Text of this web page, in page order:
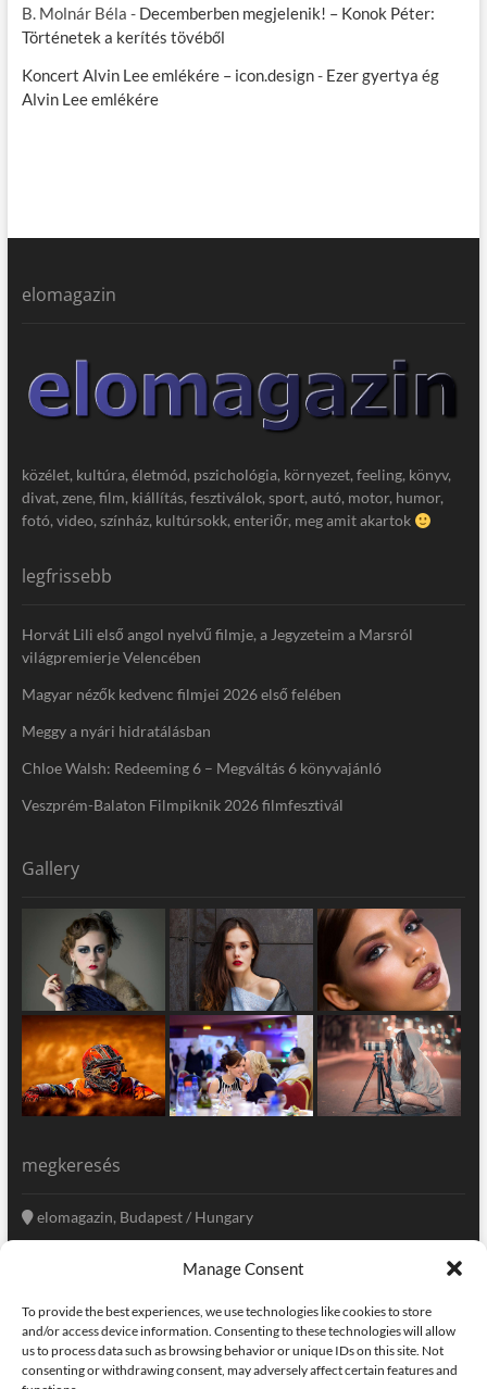
Manage Consent
To provide the best experiences, we use technologies like cookies to store
and/or access device information. Consenting to these technologies will allow
us to process data such as browsing behavior or unique IDs on this site. Not
consenting or withdrawing consent, may adversely affect certain features and
B. Molnár Béla - Decemberben megjelenik! – Konok Péter:
Történetek a kerítés tövéből
Koncert Alvin Lee emlékére – icon.design- Ezer gyertya ég
Alvin Lee emlékére
elomagazin
közélet, kultúra, életmód, pszichológia, környezet, feeling, könyv,
divat, zene, film, kiállítás, fesztiválok, sport, autó, motor, humor,
fotó, video, színház, kultúrsokk, enteriőr, meg amit akartok
legfrissebb
Horvát Lili első angol nyelvű filmje, a Jegyzeteim a Marsról
világpremierje Velencében
Magyar nézők kedvenc filmjei 2026 első felében
Meggy a nyári hidratálásban
Chloe Walsh: Redeeming 6 – Megváltás 6 könyvajánló
Veszprém-Balaton Filmpiknik 2026 filmfesztivál
Gallery
megkeresés
elomagazin, Budapest / Hungary
szerkesztoseg@elomagazin.com
elomagazin